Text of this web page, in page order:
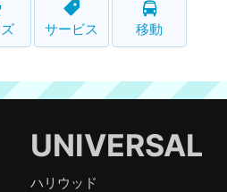
サービス 移動
UNIVERSAL
ハリウッド